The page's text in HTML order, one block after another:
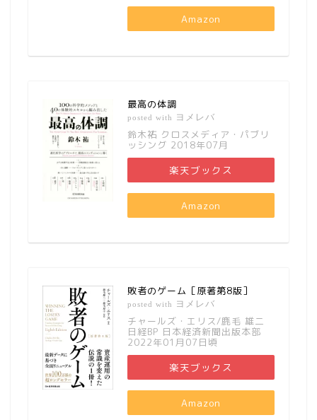
Amazon
最高の体調
posted with ヨメレバ
鈴木祐 クロスメディア・パブリ
ッシング 2018年07月
楽天ブックス
Amazon
敗者のゲーム［原著第8版］
posted with ヨメレバ
チャールズ・エリス/鹿毛 雄二
日経BP 日本経済新聞出版本部
2022年01月07日頃
楽天ブックス
Amazon